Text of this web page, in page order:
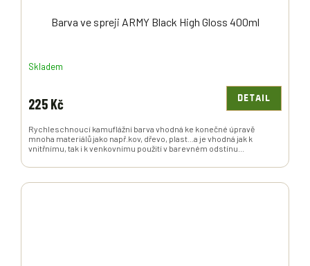
Barva ve spreji ARMY Black High Gloss 400ml
Skladem
225 Kč DETAIL
Rychleschnoucí kamuflážní barva vhodná ke konečné úpravě
mnoha materiálů jako např.kov, dřevo, plast...a je vhodná jak k
vnitřnímu, tak i k venkovnímu použití v barevném odstínu...